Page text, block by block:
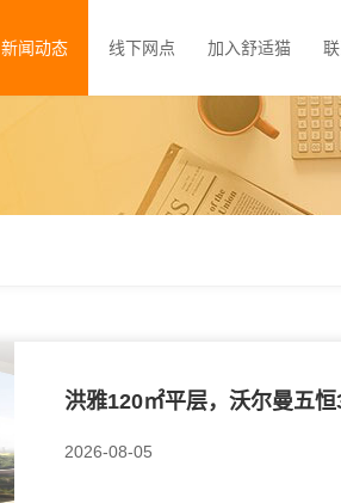
新闻动态 线下网点 加入舒适猫
洪雅120㎡平层，沃尔曼五
2026-08-05